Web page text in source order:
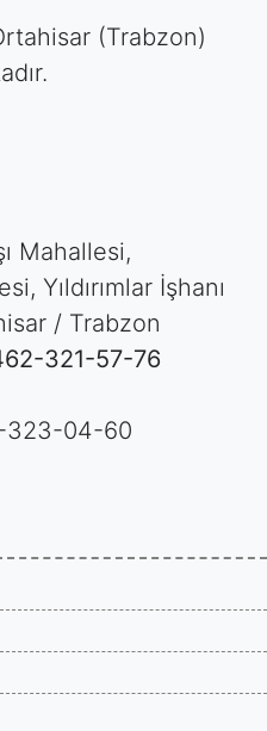
(Trabzon)
Mahallesi,
Yıldırımlar İşhanı
/ Trabzon
321-57-76
323-04-60